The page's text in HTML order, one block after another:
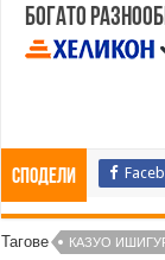
Богато
Сподели
Тагове КАЗУО